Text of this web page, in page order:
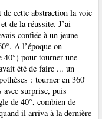
cette abstraction la voie
de la réussite. J’ai
confiée à un jeune
A l’époque on
40°) pour tourner une
été de faire ... un
: tourner en 360°
avec surprise, puis
de 40°, combien de
il arriva à la dernière